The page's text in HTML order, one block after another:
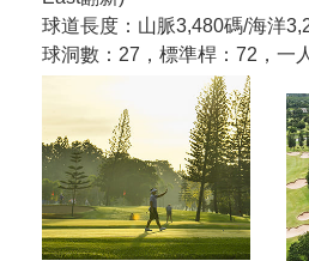
球道長度：山脈3,480碼/海洋
球洞數：27，標準桿：72，一